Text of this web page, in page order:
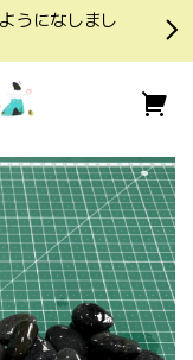
うになしまし